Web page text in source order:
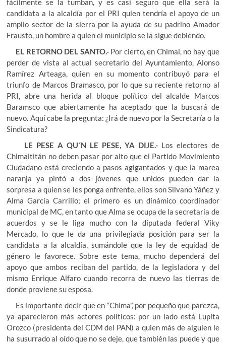
fácilmente se la tumban, y es casi seguro que ella será la
candidata a la alcaldía por el PRI quien tendría el apoyo de un
amplio sector de la sierra por la ayuda de su padrino Amador
Frausto, un hombre a quien el municipio se la sigue debiendo.
EL RETORNO DEL SANTO.-Por cierto, en Chimal, no hay que
perder de vista al actual secretario del Ayuntamiento, Alonso
Ramírez Arteaga, quien en su momento contribuyó para el
triunfo de Marcos Bramasco, por lo que su reciente retorno al
PRI, abre una herida al bloque político del alcalde Marcos
Baramsco que abiertamente ha aceptado que la buscará de
nuevo. Aquí cabe la pregunta: ¿Irá de nuevo por la Secretaría o la
Sindicatura?
LE PESE A QU´N LE PESE, YA DIJE.-Los electores de
Chimaltitán no deben pasar por alto que el Partido Movimiento
Ciudadano está creciendo a pasos agigantados y que la marea
naranja ya pintó a dos jóvenes que unidos pueden dar la
sorpresa a quien se les ponga enfrente, ellos son Silvano Yáñez y
Alma García Carrillo; el primero es un dinámico coordinador
municipal de MC, en tanto que Alma se ocupa de la secretaría de
acuerdos y se le liga mucho con la diputada federal Viky
Mercado, lo que le da una privilegiada posición para ser la
candidata a la alcaldía, sumándole que la ley de equidad de
género le favorece. Sobre este tema, mucho dependerá del
apoyo que ambos reciban del partido, de la legisladora y del
mismo Enrique Alfaro cuando recorra de nuevo las tierras de
donde proviene su esposa.
Es importante decir que en “Chima”, por pequeño que parezca,
ya aparecieron más actores políticos: por un lado está Lupita
Orozco (presidenta del CDM del PAN) a quien más de alguien le
ha susurrado al oído que no se deje, que también las puede y que